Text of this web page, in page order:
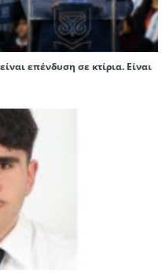
επένδυση σε κτίρια. Είναι